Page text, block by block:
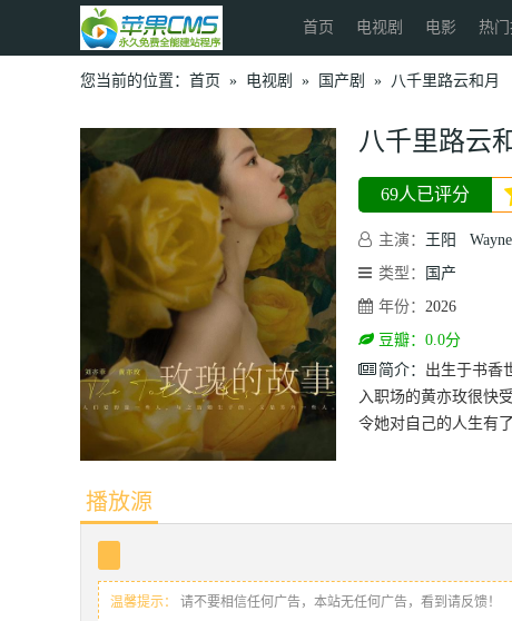
首页 电视剧 电影 热
您当前的位置： 首页 » 电视剧 » 国产剧 » 八千里路云和月
八千里路云
69人已评分
主演： 王阳 Wayne
类型：
国产
年份： 2026
豆瓣：0.0分
简介： 出生于书香
入职场的黄亦玫很快
令她对自己的人生有
播放源
温馨提示： 请不要相信任何广告，本站无任何广告，看到请反馈！